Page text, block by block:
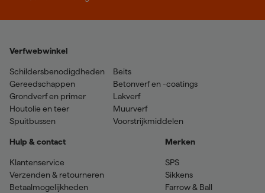
Verfwebwinkel
Schildersbenodigdheden
Gereedschappen
Grondverf en primer
Houtolie en teer
Spuitbussen
Beits
Betonverf en -coatings
Lakverf
Muurverf
Voorstrijkmiddelen
Hulp & contact
Klantenservice
Verzenden & retourneren
Betaalmogelijkheden
Merken
SPS
Sikkens
Farrow & Ball